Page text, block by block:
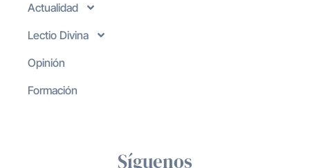
Actualidad
Lectio Divina
Opinión
Formación
Síguenos